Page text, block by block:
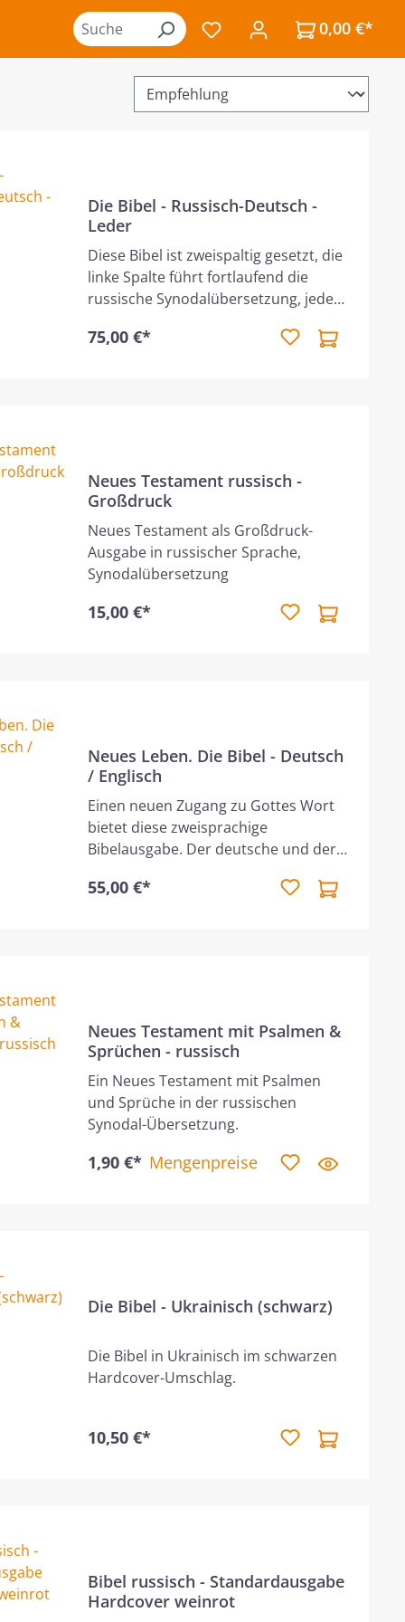
Du hast 0 Produkte auf
0,00 €*
Die Bibel - Russisch-Deutsch -
Leder
Diese Bibel ist zweispaltig gesetzt, die
linke Spalte führt fortlaufend die
russische Synodalübersetzung, jeder
Parallel dazu in der rechten Spalte die
75,00 €*
Neues Testament russisch -
Großdruck
Neues Testament als Großdruck-
Ausgabe in russischer Sprache,
Synodalübersetzung
15,00 €*
Neues Leben. Die Bibel - Deutsch
/ Englisch
Einen neuen Zugang zu Gottes Wort
bietet diese zweisprachige
Bibelausgabe. Der deutsche und der
Spalten direkt nebeneinander. So
zugleich seine Sprachkenntnisse
auffrischen oder ausbauen. Mit 8
Seiten Kartenmaterial und
Lesebändchen
55,00 €*
Neues Testament mit Psalmen &
Sprüchen - russisch
Ein Neues Testament mit Psalmen
und Sprüche in der russischen
Synodal-Übersetzung.
1,90 €* Mengenpreise
Die Bibel - Ukrainisch (schwarz)
Die Bibel in Ukrainisch im schwarzen
Hardcover-Umschlag.
10,50 €*
Bibel russisch - Standardausgabe
Hardcover weinrot